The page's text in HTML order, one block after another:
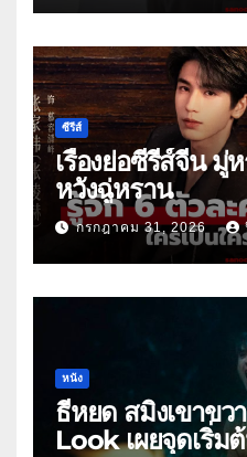
ซีรีส์
เรื่องย่อซีรีส์จีน มู่
หวังฉู่หราน
กรกฎาคม 31, 2026
หนัง
ธี่หยด สมิงเขาขว
Look เผยจุดเริ่ม